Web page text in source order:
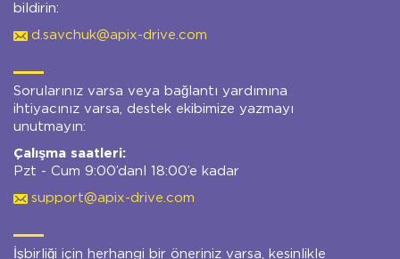
bildirin:
d.savchuk@apix-drive.com
Sorularınız varsa veya bağlantı yardımına
ihtiyacınız varsa, destek ekibimize yazmayı
unutmayın:
Çalışma saatleri:
Pzt - Cum 9:00’danl 18:00’e kadar
support@apix-drive.com
İşbirliği için herhangi bir öneriniz varsa, kesinlikle